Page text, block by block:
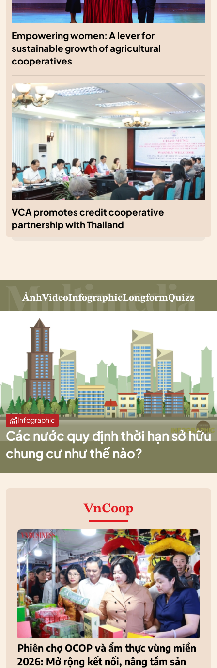
Empowering women: A lever for
sustainable growth of agricultural
cooperatives
VCA promotes credit cooperative
partnership with Thailand
ẢnhVideoInfographicLongformQuizz
Infographic
Các nước quy định thời hạn sở hữu
chung cư như thế nào?
VnCoop
Phiên chợ OCOP và ẩm thực vùng miền
2026: Mở rộng kết nối, nâng tầm sản